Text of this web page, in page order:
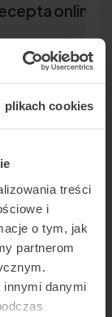
plikach cookies
treści
i
o tym, jak
partnerom
innymi danymi
online
recepta lub
bez wizyty osobiście.